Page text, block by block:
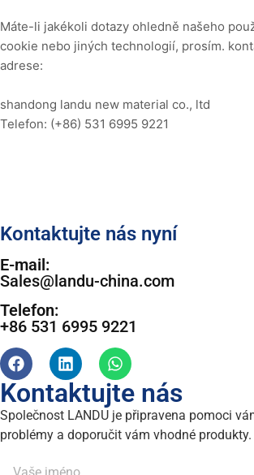
Máte-li jakékoli dotazy ohledně našeho
cookie nebo jiných technologií, prosím.
adrese:
shandong landu new material co., ltd
Telefon: (+86) 531 6995 9221
Kontaktujte nás nyní
E-mail:
Sales@landu-china.com
Telefon:
+86 531 6995 9221
Kontaktujte nás
Společnost LANDU je připravena pomoci
problémy a doporučit vám vhodné produkty.